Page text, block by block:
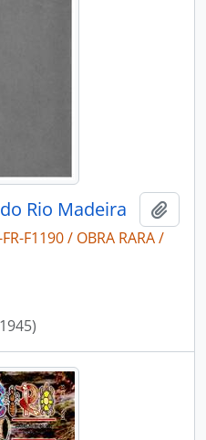
Rio Madeira
F1190 / OBRA RARA /